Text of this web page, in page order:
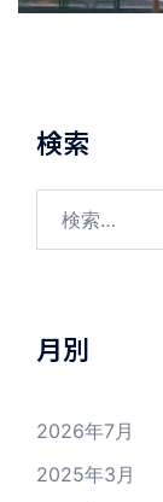
検索
月別
2026年7月
2025年3月